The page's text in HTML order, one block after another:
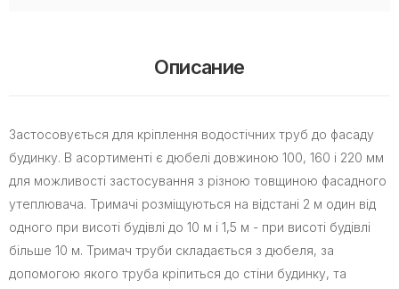
Описание
Застосовується для кріплення водостічних труб до фасаду
будинку. В асортименті є дюбелі довжиною 100, 160 і 220 мм
для можливості застосування з різною товщиною фасадного
утеплювача. Тримачі розміщуються на відстані 2 м один від
одного при висоті будівлі до 10 м і 1,5 м - при висоті будівлі
більше 10 м. Тримач труби складається з дюбеля, за
допомогою якого труба кріпиться до стіни будинку, та